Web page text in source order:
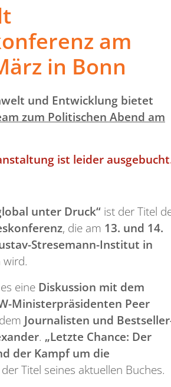
am
in Bonn
und Entwicklung bietet
zum Politischen Abend am
ist leider
unter Druck“ ist der Titel
, die am 13. und 14.
Stresemann-Institut in
eine Diskussion mit dem
Ministerpräsidenten Peer
Journalisten und
. „Letzte Chance: Der
der Kampf um die
Titel seines aktuellen Buches.